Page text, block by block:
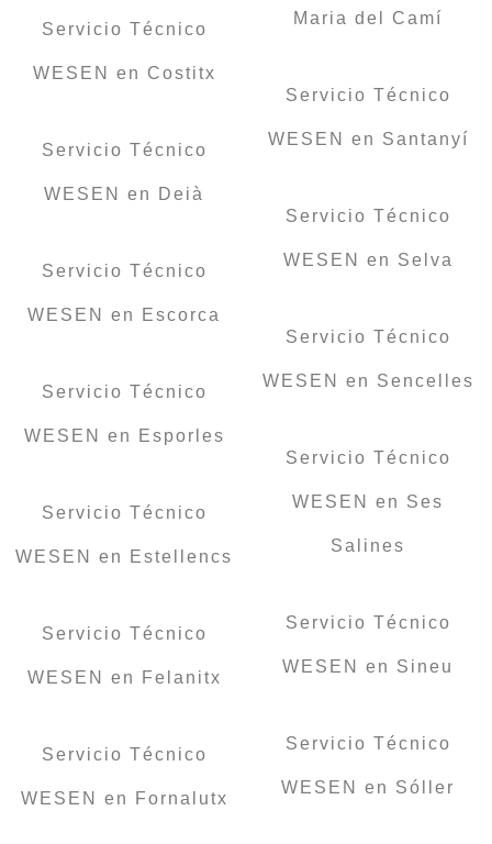
Servicio Técnico
WESEN en Costitx
Servicio Técnico
WESEN en Deià
Servicio Técnico
WESEN en Escorca
Servicio Técnico
WESEN en Esporles
Servicio Técnico
WESEN en Estellencs
Servicio Técnico
WESEN en Felanitx
Servicio Técnico
WESEN en Fornalutx
Maria del Camí
Servicio Técnico
WESEN en Santanyí
Servicio Técnico
WESEN en Selva
Servicio Técnico
WESEN en Sencelles
Servicio Técnico
WESEN en Ses
Salines
Servicio Técnico
WESEN en Sineu
Servicio Técnico
WESEN en Sóller